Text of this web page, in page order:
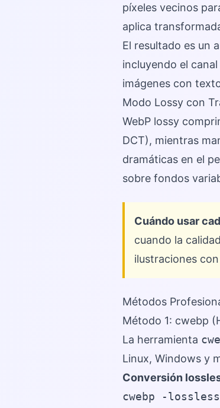
píxeles vecinos
aplica
El resultado es un
incluyendo el
imágenes con
Modo Lossy con
WebP lossy
DCT), mientras
dramáticas en el
sobre fondos
Cuándo usar
cuando la
ilustraciones
Métodos
Método 1: cwebp
La herramienta
Linux, Windows y
Conversión
cwebp -